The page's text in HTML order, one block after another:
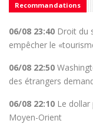
Recommandations
06/08 23:40 Droit du
empêcher le
06/08 22:50
des étrangers
06/08 22:10 Le
Moyen-Orient